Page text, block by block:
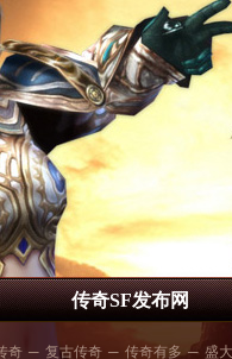
传奇SF发布网
奇 ─ 复古传奇 ─ 传奇有多 ─ 盛